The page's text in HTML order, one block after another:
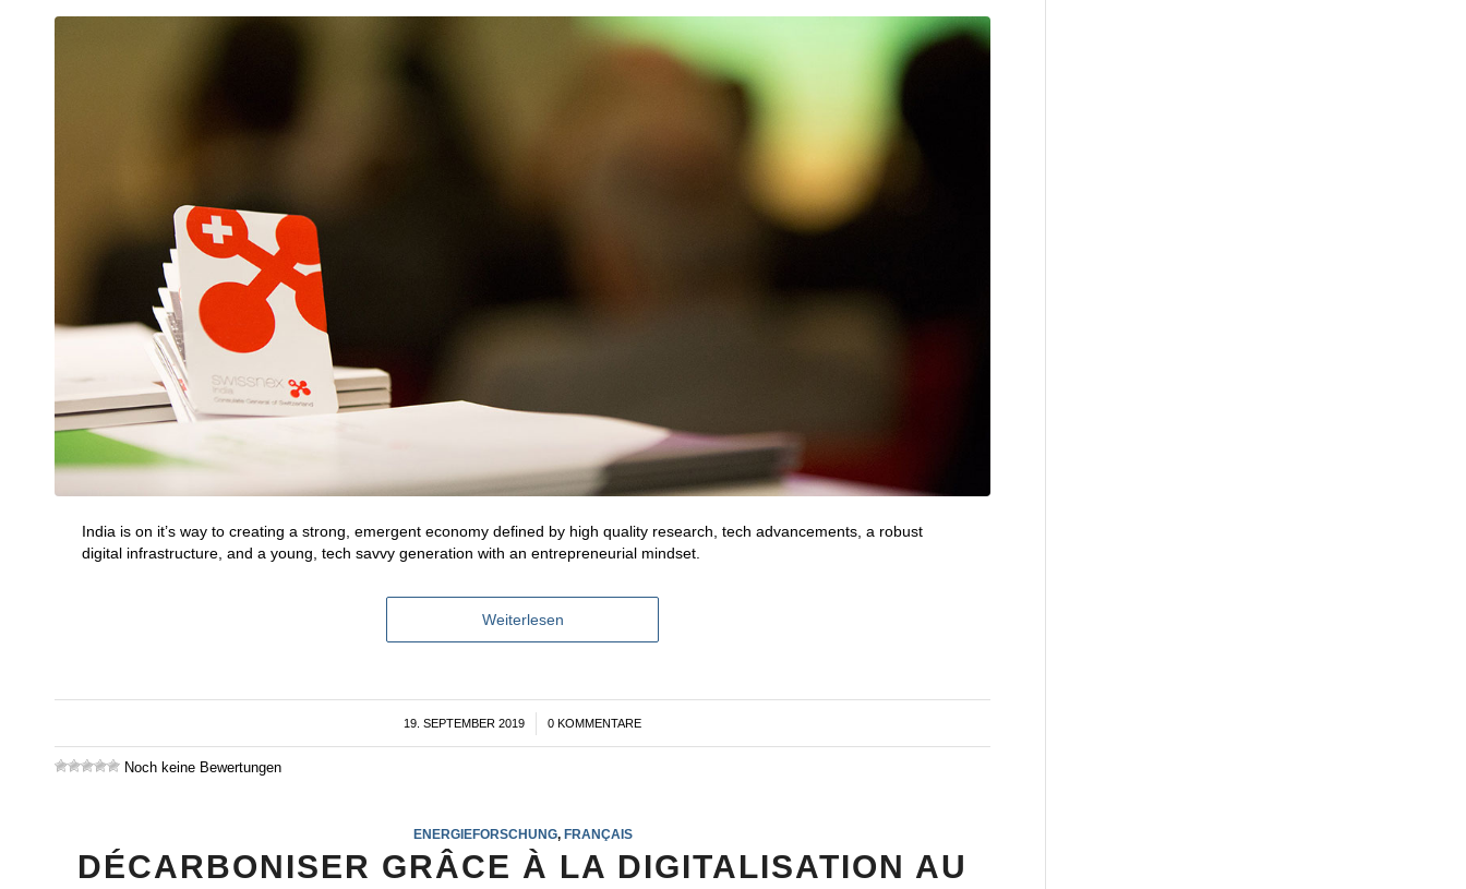
India is on it’s way to creating a strong, emergent economy defined by high quality research, tech advancements, a robust
digital infrastructure, and a young, tech savvy generation with an entrepreneurial mindset.
Weiterlesen
19. SEPTEMBER 2019
/ 0 KOMMENTARE
Noch keine Bewertungen
ENERGIEFORSCHUNG, FRANÇAIS
DÉCARBONISER GRÂCE À LA DIGITALISATION AU